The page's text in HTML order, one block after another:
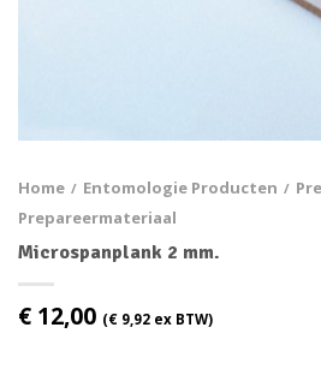
Home / Entomologie Producten /
Prepareermateriaal
Microspanplank 2 mm.
€ 12,00 (€ 9,92 ex BTW)